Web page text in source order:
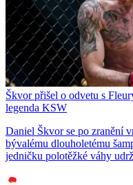
Škvor přišel o odvetu s
legenda KSW
Daniel Škvor se po zranění
bývalému dlouholetému
jedničku polotěžké váhy